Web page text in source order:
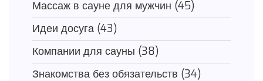
Массаж в сауне для мужчин (45)
Идеи досуга (43)
Компании для сауны (38)
Знакомства без обязательств (34)